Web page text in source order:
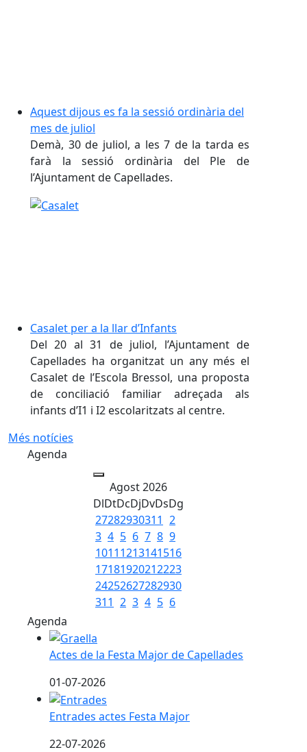
Aquest dijous es fa la sessió ordinària del
mes de juliol
Demà, 30 de juliol, a les 7 de la tarda es
farà la sessió ordinària del Ple de
l’Ajuntament de Capellades.
Casalet per a la llar d’Infants
Del 20 al 31 de juliol, l’Ajuntament de
Capellades ha organitzat un any més el
Casalet de l’Escola Bressol, una proposta
de conciliació familiar adreçada als
infants d’I1 i I2 escolaritzats al centre.
Més notícies
Agenda
Agost 2026
DlDtDcDjDvDsDg
27282930311 2
3 4 5 6 7 8 9
10111213141516
17181920212223
24252627282930
311 2 3 4 5 6
Agenda
Actes de la Festa Major de Capellades
Actes de la Festa Major de Capellades
01-07-2026
Entrades actes Festa Major
Entrades actes Festa Major
22-07-2026